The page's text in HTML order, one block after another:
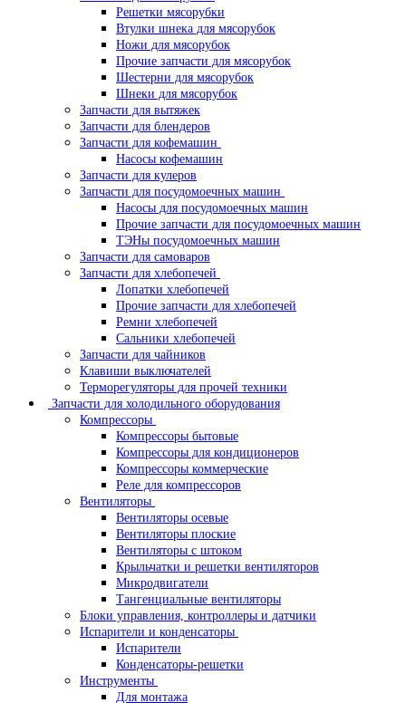
Решетки мясорубки
Втулки шнека для мясорубок
Ножи для мясорубок
Прочие запчасти для мясорубок
Шестерни для мясорубок
Шнеки для мясорубок
Запчасти для вытяжек
Запчасти для блендеров
Запчасти для кофемашин
Насосы кофемашин
Запчасти для кулеров
Запчасти для посудомоечных машин
Насосы для посудомоечных машин
Прочие запчасти для посудомоечных машин
ТЭНы посудомоечных машин
Запчасти для самоваров
Запчасти для хлебопечей
Лопатки хлебопечей
Прочие запчасти для хлебопечей
Ремни хлебопечей
Сальники хлебопечей
Запчасти для чайников
Клавиши выключателей
Терморегуляторы для прочей техники
Запчасти для холодильного оборудования
Компрессоры
Компрессоры бытовые
Компрессоры для кондиционеров
Компрессоры коммерческие
Реле для компрессоров
Вентиляторы
Вентиляторы осевые
Вентиляторы плоские
Вентиляторы с штоком
Крыльчатки и решетки вентиляторов
Микродвигатели
Тангенциальные вентиляторы
Блоки управления, контроллеры и датчики
Испарители и конденсаторы
Испарители
Конденсаторы-решетки
Инструменты
Для монтажа